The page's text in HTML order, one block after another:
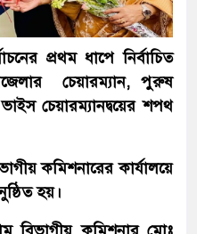
প্রথম ধাপে নির্বাচিত
চেয়ারম্যান, পুরুষ
চেয়ারম্যানদ্বয়ের শপথ
কমিশনারের কার্যালয়ে
হয়।